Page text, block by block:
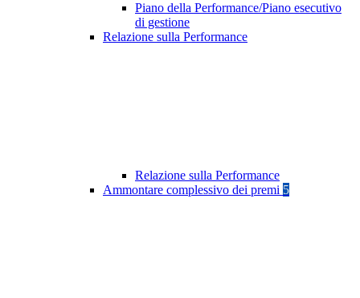
Piano della Performance/Piano esecutivo
di gestione
Relazione sulla Performance
Relazione sulla Performance
Ammontare complessivo dei premi 5